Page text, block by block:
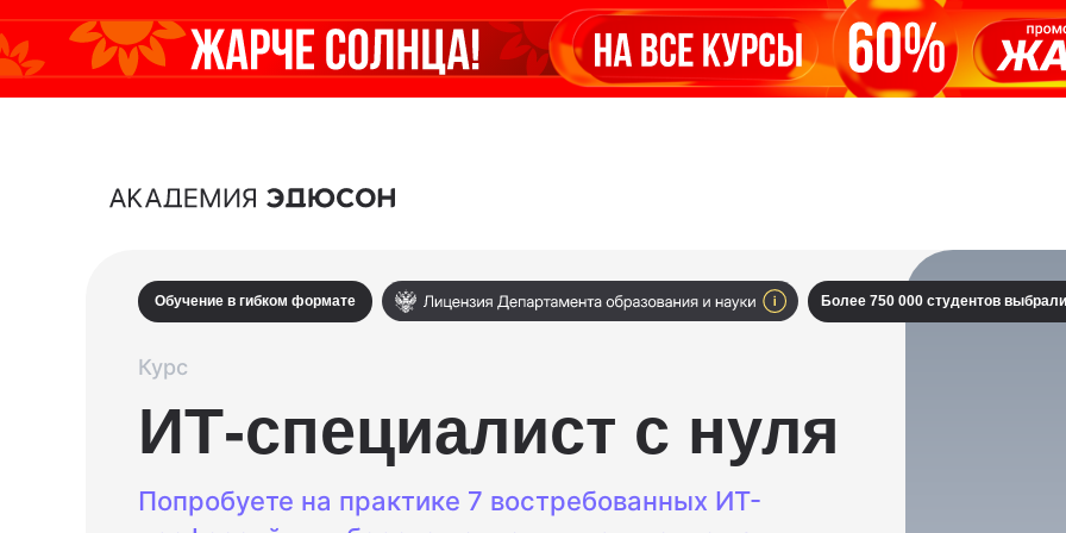
ИТ-специалист с нуля
Курс
Попробуете на практике 7 востребованных ИТ-
Обучение в гибком формате Более 750 000 студентов